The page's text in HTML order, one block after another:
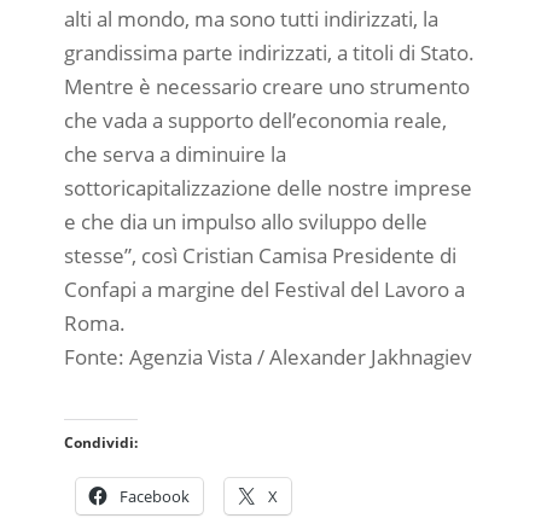
alti al mondo, ma sono tutti indirizzati, la
grandissima parte indirizzati, a titoli di Stato.
Mentre è necessario creare uno strumento
che vada a supporto dell’economia reale,
che serva a diminuire la
sottoricapitalizzazione delle nostre imprese
e che dia un impulso allo sviluppo delle
stesse”, così Cristian Camisa Presidente di
Confapi a margine del Festival del Lavoro a
Roma.
Fonte: Agenzia Vista / Alexander Jakhnagiev
Condividi:
Facebook X